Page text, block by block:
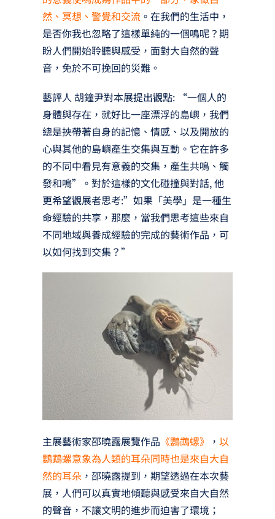
然、冥想、警覺和交流 。在我們的生活中，
是否你我也忽略了這樣單純的一個鳴呢？期
盼人們開始聆聽與感受，面對大自然的聲
音，免於不可挽回的災難。
藝評人 胡鐘尹對本展提出觀點: “一個人的
身體與存在，就好比一座漂浮的島嶼，我們
總是挾帶著自身的記憶、情感、以及開放的
心與其他的島嶼產生交集與互動。它在許多
的不同中看見有意義的交集，產生共鳴、觸
發和鳴”。對於這樣的文化碰撞與對話, 他
更希望觀展者思考:”如果「美學」是一種生
命經驗的共享，那麼，當我們思考這些來自
不同地域與養成經驗的完成的藝術作品，可
以如何找到交集？”
主展藝術家邵曉露展覽作品 《鸚鵡螺》 ， 以
鸚鵡螺意象為人類的耳朵同時也是來自大自
然的耳朵 ，邵曉露提到，期望透過在本次藝
展，人們可以真實地傾聽與感受來自大自然
的聲音，不讓文明的進步而迫害了環境；